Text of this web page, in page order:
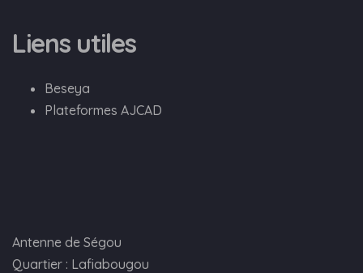
Liens utiles
Beseya
Plateformes AJCAD
Antenne de Ségou
Quartier : Lafiabougou